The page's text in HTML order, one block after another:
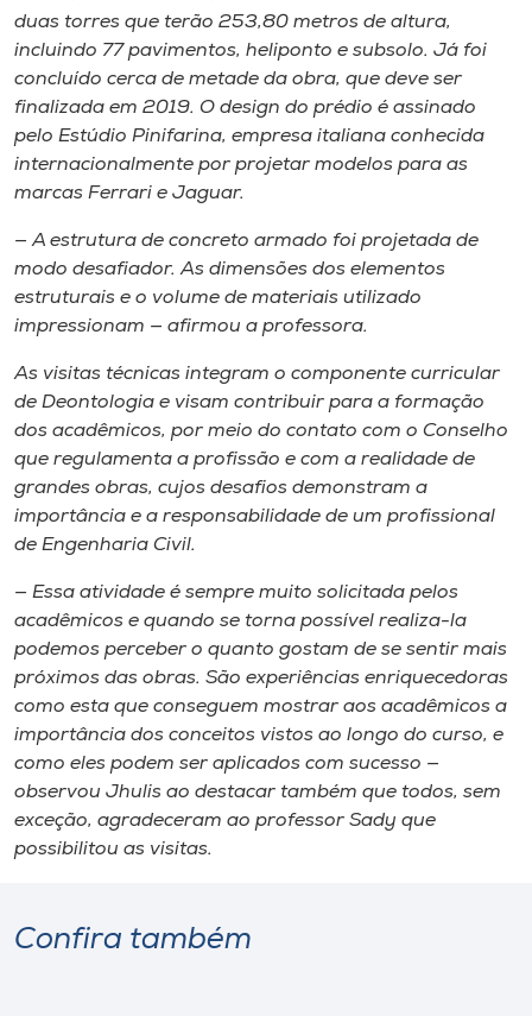
duas torres que terão 253,80 metros de altura,
incluindo 77 pavimentos, heliponto e subsolo. Já foi
concluído cerca de metade da obra, que deve ser
finalizada em 2019. O design do prédio é assinado
pelo Estúdio Pinifarina, empresa italiana conhecida
internacionalmente por projetar modelos para as
marcas Ferrari e Jaguar.
— A estrutura de concreto armado foi projetada de
modo desafiador. As dimensões dos elementos
estruturais e o volume de materiais utilizado
impressionam — afirmou a professora.
As visitas técnicas integram o componente curricular
de Deontologia e visam contribuir para a formação
dos acadêmicos, por meio do contato com o Conselho
que regulamenta a profissão e com a realidade de
grandes obras, cujos desafios demonstram a
importância e a responsabilidade de um profissional
de Engenharia Civil.
— Essa atividade é sempre muito solicitada pelos
acadêmicos e quando se torna possível realiza-la
podemos perceber o quanto gostam de se sentir mais
próximos das obras. São experiências enriquecedoras
como esta que conseguem mostrar aos acadêmicos a
importância dos conceitos vistos ao longo do curso, e
como eles podem ser aplicados com sucesso —
observou Jhulis ao destacar também que todos, sem
exceção, agradeceram ao professor Sady que
possibilitou as visitas.
Confira também